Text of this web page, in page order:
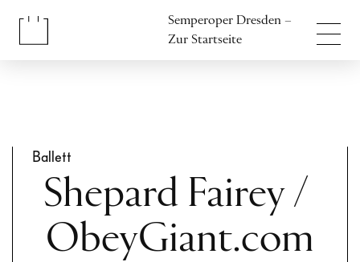
Semperoper Dresden –
Zur Startseite
Ballett
Shepard Fairey /
ObeyGiant.com